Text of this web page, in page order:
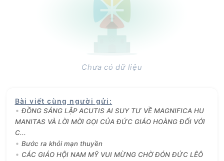
Chưa có dữ liệu
Bài viết cùng người gửi :
ĐỒNG SÁNG LẬP ACUTIS AI SUY TƯ VỀ MAGNIFICA HU
MANITAS VÀ LỜI MỜI GỌI CỦA ĐỨC GIÁO HOÀNG ĐỐI VỚI
C...
Bước ra khỏi mạn thuyền
CÁC GIÁO HỘI NAM MỸ VUI MỪNG CHỜ ĐÓN ĐỨC LÊÔ